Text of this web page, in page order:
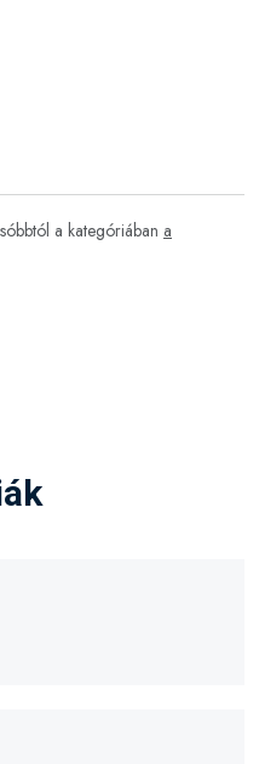
a kategóriában a